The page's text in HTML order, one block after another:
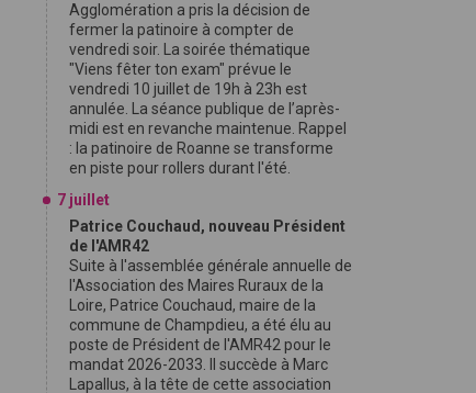
Agglomération a pris la décision de
fermer la patinoire à compter de
vendredi soir. La soirée thématique
"Viens fêter ton exam" prévue le
vendredi 10 juillet de 19h à 23h est
annulée. La séance publique de l’après-
midi est en revanche maintenue. Rappel
: la patinoire de Roanne se transforme
en piste pour rollers durant l'été.
7 juillet
Patrice Couchaud, nouveau Président
de l'AMR42
Suite à l'assemblée générale annuelle de
l'Association des Maires Ruraux de la
Loire, Patrice Couchaud, maire de la
commune de Champdieu, a été élu au
poste de Président de l'AMR42 pour le
mandat 2026-2033. Il succède à Marc
Lapallus, à la tête de cette association